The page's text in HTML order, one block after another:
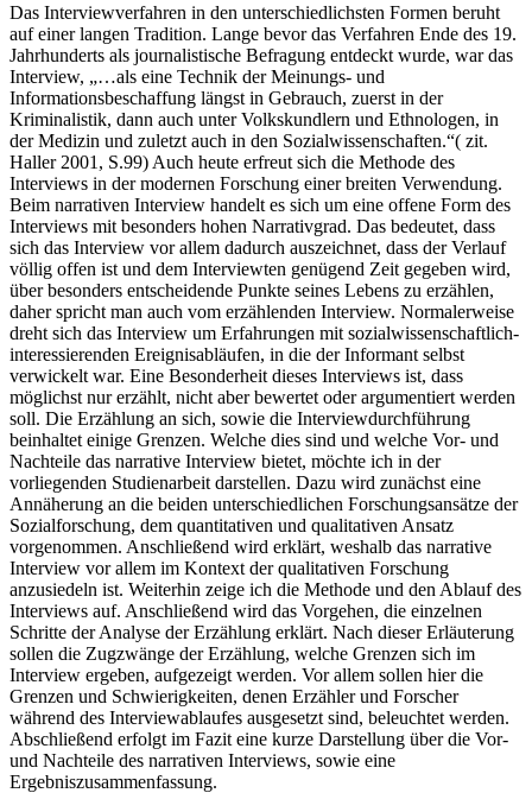
Das Interviewverfahren in den unterschiedlichsten Formen beruht
auf einer langen Tradition. Lange bevor das Verfahren Ende des 19.
Jahrhunderts als journalistische Befragung entdeckt wurde, war das
Interview, „…als eine Technik der Meinungs- und
Informationsbeschaffung längst in Gebrauch, zuerst in der
Kriminalistik, dann auch unter Volkskundlern und Ethnologen, in
der Medizin und zuletzt auch in den Sozialwissenschaften.“( zit.
Haller 2001, S.99) Auch heute erfreut sich die Methode des
Interviews in der modernen Forschung einer breiten Verwendung.
Beim narrativen Interview handelt es sich um eine offene Form des
Interviews mit besonders hohen Narrativgrad. Das bedeutet, dass
sich das Interview vor allem dadurch auszeichnet, dass der Verlauf
völlig offen ist und dem Interviewten genügend Zeit gegeben wird,
über besonders entscheidende Punkte seines Lebens zu erzählen,
daher spricht man auch vom erzählenden Interview. Normalerweise
dreht sich das Interview um Erfahrungen mit sozialwissenschaftlich-
interessierenden Ereignisabläufen, in die der Informant selbst
verwickelt war. Eine Besonderheit dieses Interviews ist, dass
möglichst nur erzählt, nicht aber bewertet oder argumentiert werden
soll. Die Erzählung an sich, sowie die Interviewdurchführung
beinhaltet einige Grenzen. Welche dies sind und welche Vor- und
Nachteile das narrative Interview bietet, möchte ich in der
vorliegenden Studienarbeit darstellen. Dazu wird zunächst eine
Annäherung an die beiden unterschiedlichen Forschungsansätze der
Sozialforschung, dem quantitativen und qualitativen Ansatz
vorgenommen. Anschließend wird erklärt, weshalb das narrative
Interview vor allem im Kontext der qualitativen Forschung
anzusiedeln ist. Weiterhin zeige ich die Methode und den Ablauf des
Interviews auf. Anschließend wird das Vorgehen, die einzelnen
Schritte der Analyse der Erzählung erklärt. Nach dieser Erläuterung
sollen die Zugzwänge der Erzählung, welche Grenzen sich im
Interview ergeben, aufgezeigt werden. Vor allem sollen hier die
Grenzen und Schwierigkeiten, denen Erzähler und Forscher
während des Interviewablaufes ausgesetzt sind, beleuchtet werden.
Abschließend erfolgt im Fazit eine kurze Darstellung über die Vor-
und Nachteile des narrativen Interviews, sowie eine
Ergebniszusammenfassung.